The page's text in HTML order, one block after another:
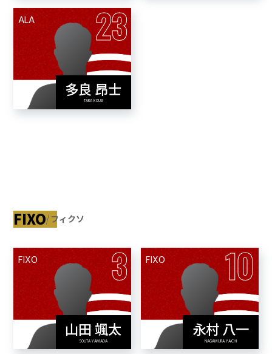
ALA 23
多良 昂士
TARA KOUJI
View Profile
FIXO フィクソ
FIXO 3
山田 颯太
SOUTA YAMADA
View Profile
FIXO 10
永村 八一
NAGAMURA YAICHI
View Profile